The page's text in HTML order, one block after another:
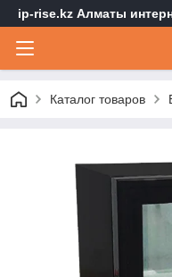
ip-rise.kz Алматы
Каталог товаров